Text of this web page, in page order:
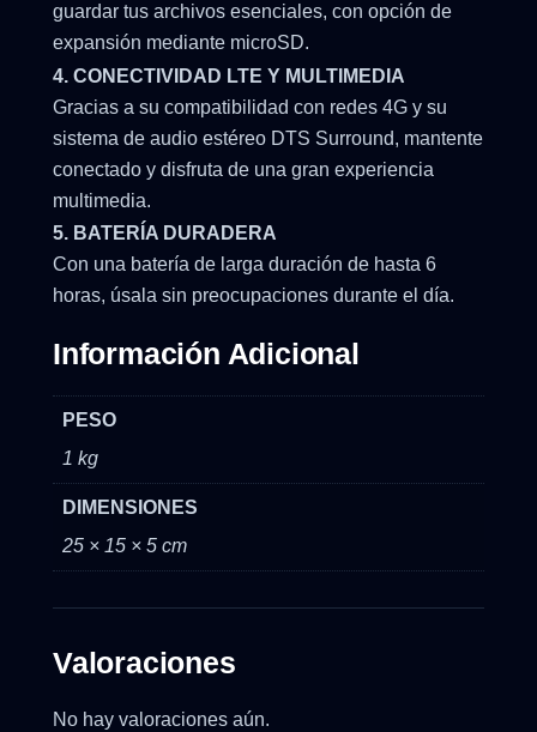
guardar tus archivos esenciales, con opción de
expansión mediante microSD.
4. CONECTIVIDAD LTE Y MULTIMEDIA
Gracias a su compatibilidad con redes 4G y su
sistema de audio estéreo DTS Surround, mantente
conectado y disfruta de una gran experiencia
multimedia.
5. BATERÍA DURADERA
Con una batería de larga duración de hasta 6
horas, úsala sin preocupaciones durante el día.
Información Adicional
PESO
1 kg
DIMENSIONES
25 × 15 × 5 cm
Valoraciones
No hay valoraciones aún.